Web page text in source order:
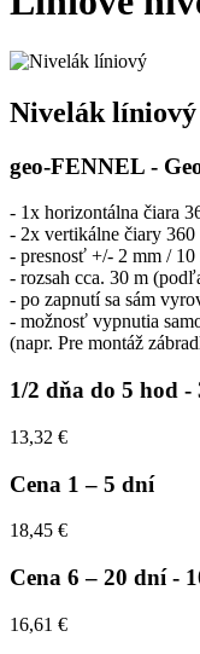
Nivelák líniový
geo-FENNEL -
- 1x horizontálna čiara
- 2x vertikálne čiary
- presnosť +/- 2 mm / 10
- rozsah cca. 30 m
- po zapnutí sa sám
- možnosť vypnutia
(napr. Pre montáž
1/2 dňa do 5 hod -
13,32 €
Cena 1 – 5 dní
18,45 €
Cena 6 – 20 dní-
16,61 €